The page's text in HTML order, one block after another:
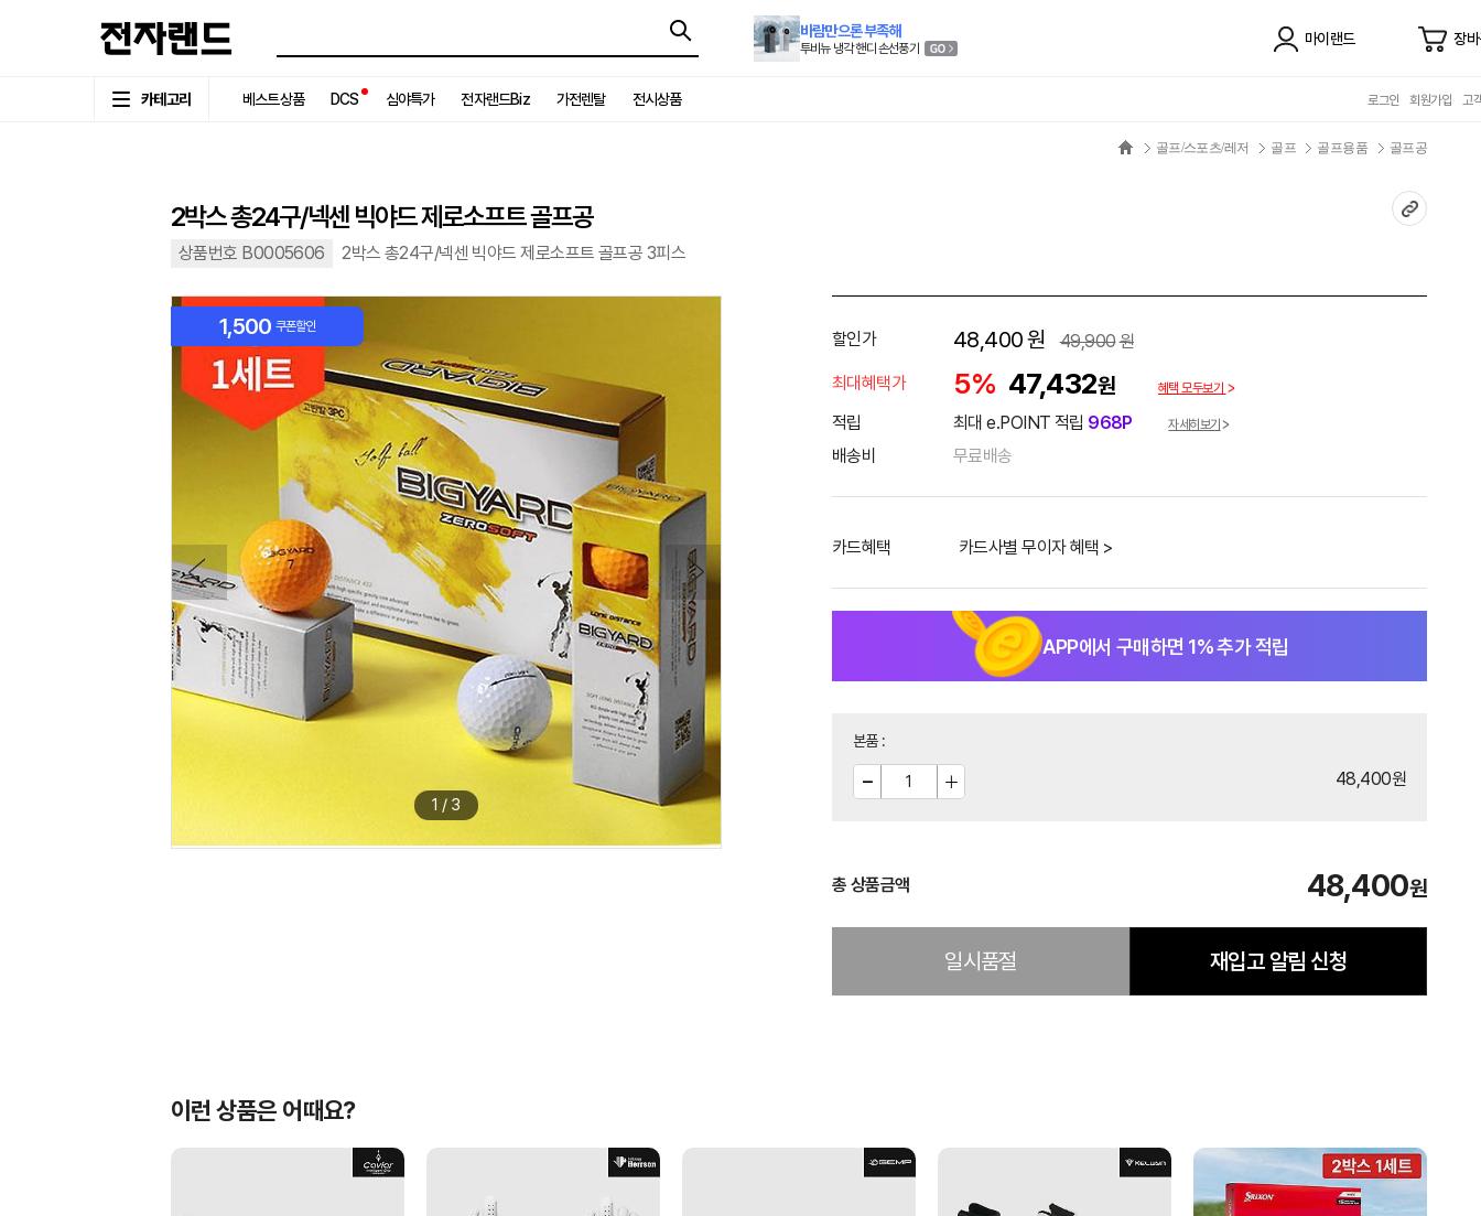
바람만으론 부족해
투비뉴 냉각 핸디 손선풍기
마이랜드 장
카테고리 베스트상품 DCS 심야특가 전자랜드Biz 가전렌탈 전시상품 로그인 회원가입 고
골프/스포츠/레저 골프 골프용품 골프공
2박스 총24구/넥센 빅야드 제로소프트 골프공
상품번호 B0005606 2박스 총24구/넥센 빅야드 제로소프트 골프공 3피스
1,500 쿠폰할인
1 / 3
할인가 48,400원 49,900원
최대혜택가
5% 47,432원 혜택 모두보기
적립 최대 e.POINT 적립 968P 자세히보기
배송비 무료배송
카드혜택 카드사별 무이자 혜택 >
APP에서 구매하면 1% 추가 적립
본품:
48,400원
총 상품금액 48,400원
일시품절 재입고 알림 신청
이런 상품은 어때요?